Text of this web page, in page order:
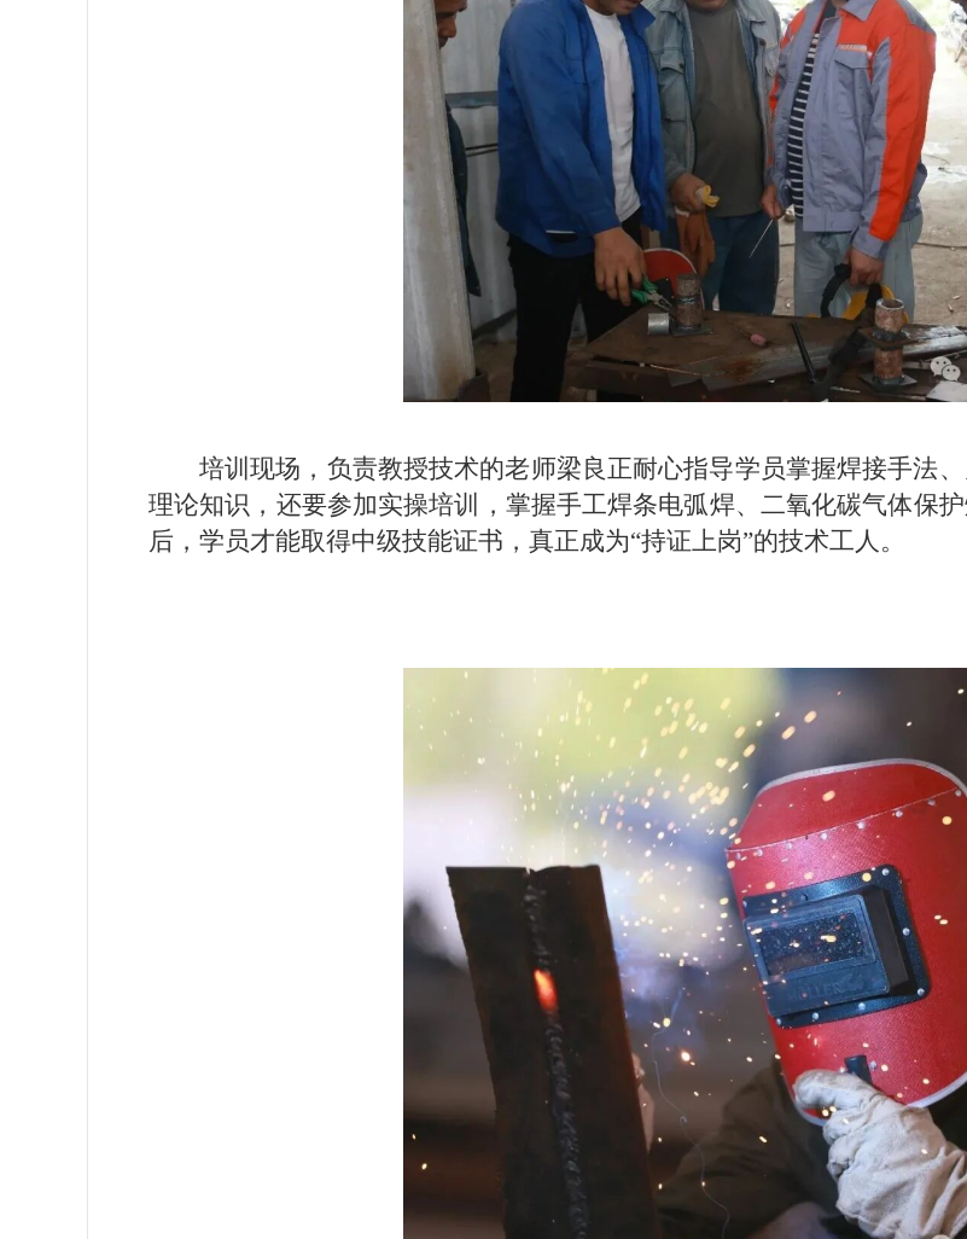
培训现场，负责教授技术的老师梁良正耐心指导学员掌握焊接手法
理论知识，还要参加实操培训，掌握手工焊条电弧焊、二氧化碳气体保
后，学员才能取得中级技能证书，真正成为“持证上岗”的技术工人。